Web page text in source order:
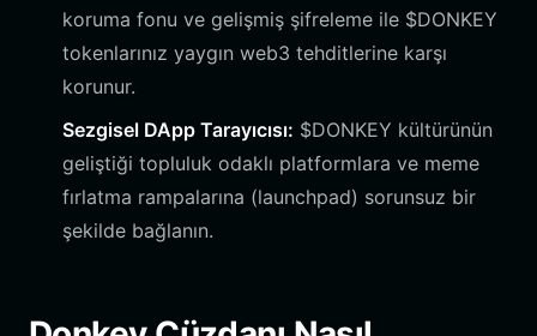
koruma fonu ve gelişmiş şifreleme ile $DONKEY
tokenlarınız yaygın web3 tehditlerine karşı
korunur.
Sezgisel DApp Tarayıcısı: $DONKEY kültürünün
geliştiği topluluk odaklı platformlara ve meme
fırlatma rampalarına (launchpad) sorunsuz bir
şekilde bağlanın.